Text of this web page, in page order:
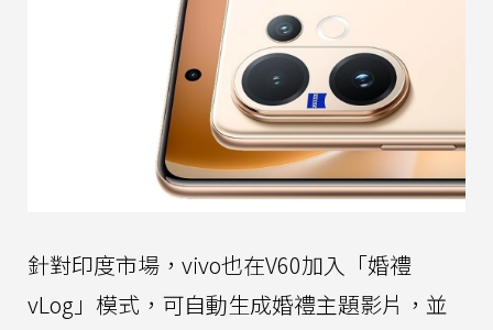
針對印度市場，vivo也在V60加入「婚禮
vLog」模式，可自動生成婚禮主題影片，並